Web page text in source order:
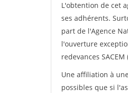
L'obtention de cet
ses adhérents.
part de l'Agence
l'ouverture
redevances
Une affiliation à
possibles que si